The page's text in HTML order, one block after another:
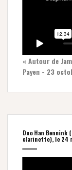
« Autour de
Payen - 23
Duo Han Bennink
clarinette), le 24